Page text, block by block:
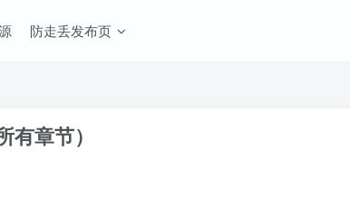
防走丢发布页
章节）